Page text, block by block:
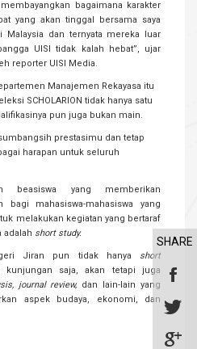
SHARE
bagaimana karakter
yang akan tinggal bersama saya
Malaysia dan ternyata mereka luar
UISI tidak kalah hebat”, ujar
reporter UISI Media.
Manajemen Rekayasa itu
SCHOLARION tidak hanya satu
pun juga bukan main.
prestasimu dan tetap
harapan untuk seluruh
beasiswa yang memberikan
bagi mahasiswa-mahasiswa yang
melakukan kegiatan yang bertaraf
adalah short study.
Jiran pun tidak hanya short
saja, akan tetapi juga
journal review, dan lain-lain yang
aspek budaya, ekonomi, dan